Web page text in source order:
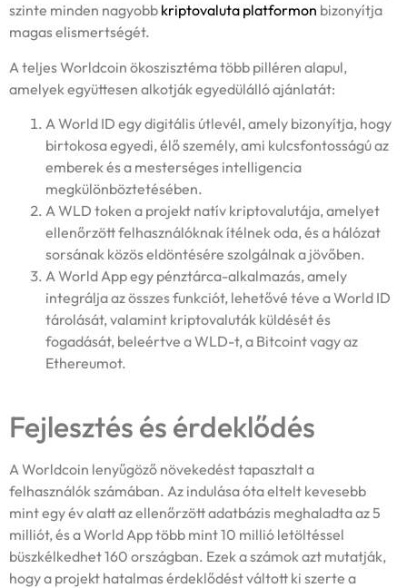
szinte minden nagyobb kriptovaluta platformon bizonyítja
magas elismertségét.
A teljes Worldcoin ökoszisztéma több pilléren alapul,
amelyek együttesen alkotják egyedülálló ajánlatát:
A World ID egy digitális útlevél, amely bizonyítja, hogy
birtokosa egyedi, élő személy, ami kulcsfontosságú az
emberek és a mesterséges intelligencia
megkülönböztetésében.
A WLD token a projekt natív kriptovalutája, amelyet
ellenőrzött felhasználóknak ítélnek oda, és a hálózat
sorsának közös eldöntésére szolgálnak a jövőben.
A World App egy pénztárca-alkalmazás, amely
integrálja az összes funkciót, lehetővé téve a World ID
tárolását, valamint kriptovaluták küldését és
fogadását, beleértve a WLD-t, a Bitcoint vagy az
Ethereumot.
Fejlesztés és érdeklődés
A Worldcoin lenyűgöző növekedést tapasztalt a
felhasználók számában. Az indulása óta eltelt kevesebb
mint egy év alatt az ellenőrzött adatbázis meghaladta az 5
milliót, és a World App több mint 10 millió letöltéssel
büszkélkedhet 160 országban. Ezek a számok azt mutatják,
hogy a projekt hatalmas érdeklődést váltott ki szerte a